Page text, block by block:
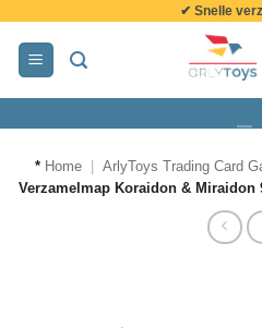
inhoud
✔ Snelle
* Home ArlyToys Trading Card
Verzamelmap Koraidon & Miraidon